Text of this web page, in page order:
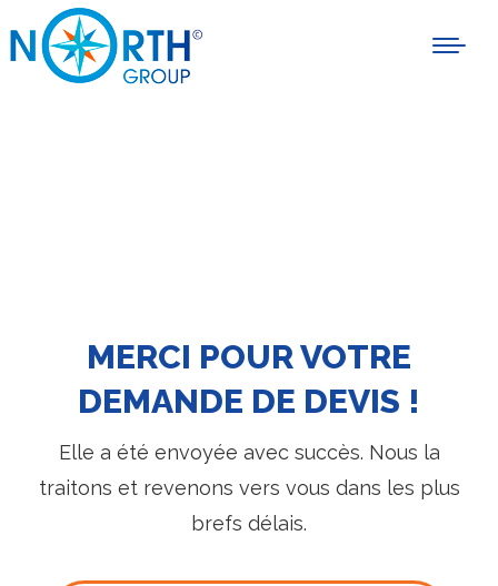
MERCI POUR VOTRE
DEMANDE DE DEVIS !
Elle a été envoyée avec succès. Nous la
traitons et revenons vers vous dans les plus
brefs délais.